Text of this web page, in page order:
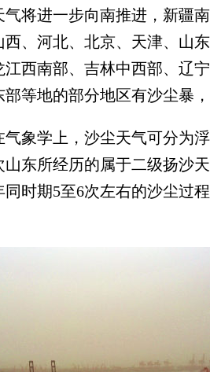
将进一步向南推进，新疆
、河北、北京、天津、山
江西南部、吉林中西部、辽
等地的部分地区有沙尘暴
学上，沙尘天气可分为浮
东所经历的属于二级扬沙
时期5至6次左右的沙尘过